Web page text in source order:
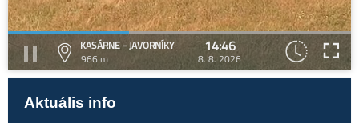
KASÁRNE - JAVORNÍKY
966 m
14:46
8. 8. 2026
Aktuális info